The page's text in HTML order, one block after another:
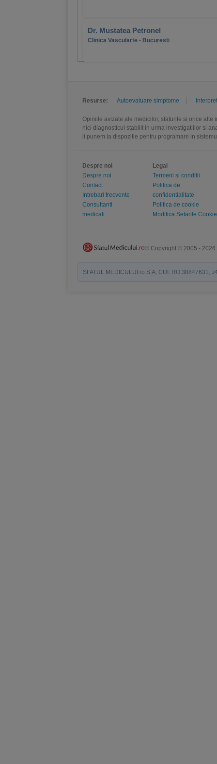
Dr. Mustatea Petronel
Clinica Vascularte - Bucuresti
Resurse: Autoevaluare simptome
Opiniile avizate ale medicilor, sfaturile si orice
nici diagnosticul stabilit in urma investigatiilor si
ii punem la dispozitie pentru programare in
Despre noi
Despre noi
Contact
Intrebari frecvente
Consultanti
medicali
Legal
Termeni si conditii
Politica de
confidentialitate
Politica de cookie
Modifica Setarile Cookie
© Copyright © 2005 - 2026
SFATUL MEDICULUI.ro S.A, CUI: RO 38847631,